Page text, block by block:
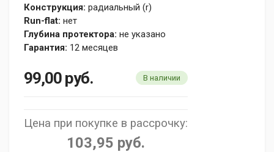
Конструкция: радиальный (r)
Run-flat: нет
Глубина протектора: не указано
Гарантия: 12 месяцев
99,00руб. В наличии
Цена при покупке в рассрочку:
103,95 руб.